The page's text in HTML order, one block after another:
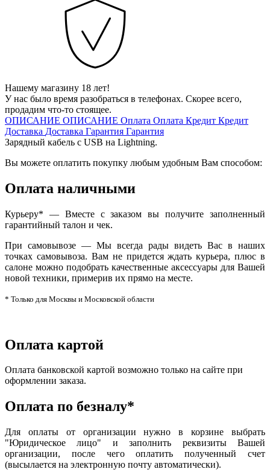
Нашему магазину 18 лет!
У нас было время разобраться в телефонах. Скорее всего,
продадим что-то стоящее.
ОПИСАНИЕ ОПИСАНИЕ Оплата Оплата Кредит Кредит
Доставка Доставка Гарантия Гарантия
Зарядный кабель с USB на Lightning.
Вы можете оплатить покупку любым удобным Вам способом:
Оплата наличными
Курьеру* — Вместе с заказом вы получите заполненный
гарантийный талон и чек.
При самовывозе — Мы всегда рады видеть Вас в наших
точках самовывоза. Вам не придется ждать курьера, плюс в
салоне можно подобрать качественные аксессуары для Вашей
новой техники, примерив их прямо на месте.
* Только для Москвы и Московской области
Оплата картой
Оплата банковской картой возможно только на сайте при
оформлении заказа.
Оплата по безналу*
Для оплаты от организации нужно в корзине выбрать
"Юридическое лицо" и заполнить реквизиты Вашей
организации, после чего оплатить полученный счет
(высылается на электронную почту автоматически).